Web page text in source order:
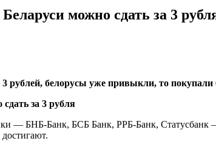
можно сдать за 3
белорусы уже привыкли, то покупали
— БНБ-Банк, БСБ Банк, РРБ-Банк,